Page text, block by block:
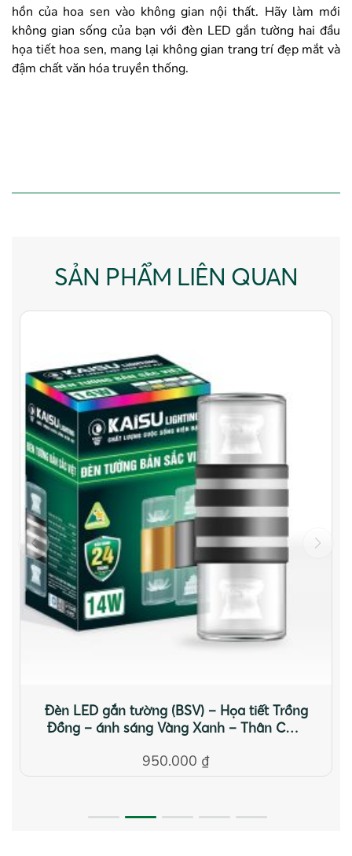
hồn của hoa sen vào không gian nội thất. Hãy làm mới
không gian sống của bạn với đèn LED gắn tường hai đầu
họa tiết hoa sen, mang lại không gian trang trí đẹp mắt và
đậm chất văn hóa truyền thống.
SẢN PHẨM LIÊN QUAN
Đèn LED gắn tường (BSV) – Họa tiết Trồng
Đồng – ánh sáng Vàng Xanh – Thân CNC
950.000 ₫